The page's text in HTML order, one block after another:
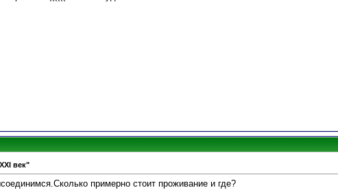
век"
примерно стоит проживание и где?